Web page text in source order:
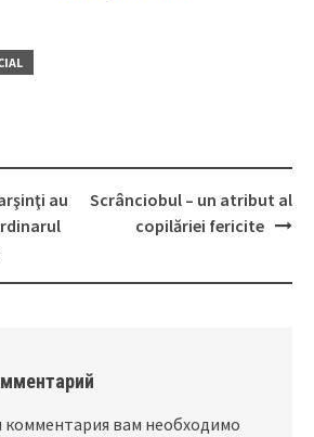
au
Scrânciobul – un atribut al
copilăriei fericite
вам необходимо